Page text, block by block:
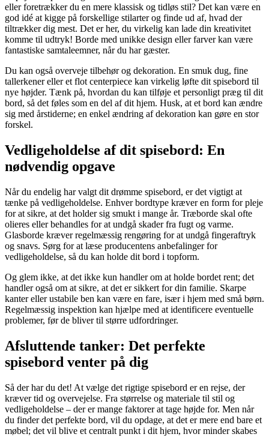
eller foretrækker du en mere klassisk og tidløs stil? Det kan være en
god idé at kigge på forskellige stilarter og finde ud af, hvad der
tiltrækker dig mest. Det er her, du virkelig kan lade din kreativitet
komme til udtryk! Borde med unikke design eller farver kan være
fantastiske samtaleemner, når du har gæster.
Du kan også overveje tilbehør og dekoration. En smuk dug, fine
tallerkener eller et flot centerpiece kan virkelig løfte dit spisebord til
nye højder. Tænk på, hvordan du kan tilføje et personligt præg til dit
bord, så det føles som en del af dit hjem. Husk, at et bord kan ændre
sig med årstiderne; en enkel ændring af dekoration kan gøre en stor
forskel.
Vedligeholdelse af dit spisebord: En
nødvendig opgave
Når du endelig har valgt dit drømme spisebord, er det vigtigt at
tænke på vedligeholdelse. Enhver bordtype kræver en form for pleje
for at sikre, at det holder sig smukt i mange år. Træborde skal ofte
olieres eller behandles for at undgå skader fra fugt og varme.
Glasborde kræver regelmæssig rengøring for at undgå fingeraftryk
og snavs. Sørg for at læse producentens anbefalinger for
vedligeholdelse, så du kan holde dit bord i topform.
Og glem ikke, at det ikke kun handler om at holde bordet rent; det
handler også om at sikre, at det er sikkert for din familie. Skarpe
kanter eller ustabile ben kan være en fare, især i hjem med små børn.
Regelmæssig inspektion kan hjælpe med at identificere eventuelle
problemer, før de bliver til større udfordringer.
Afsluttende tanker: Det perfekte
spisebord venter på dig
Så der har du det! At vælge det rigtige spisebord er en rejse, der
kræver tid og overvejelse. Fra størrelse og materiale til stil og
vedligeholdelse – der er mange faktorer at tage højde for. Men når
du finder det perfekte bord, vil du opdage, at det er mere end bare et
møbel; det vil blive et centralt punkt i dit hjem, hvor minder skabes